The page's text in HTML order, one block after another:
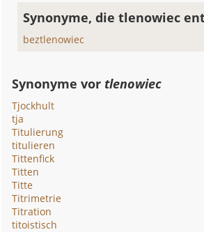
Synonyme, die tlenowiec
beztlenowiec
Synonyme vor tlenowiec
Tjockhult
tja
Titulierung
titulieren
Tittenfick
Titten
Titte
Titrimetrie
Titration
titoistisch